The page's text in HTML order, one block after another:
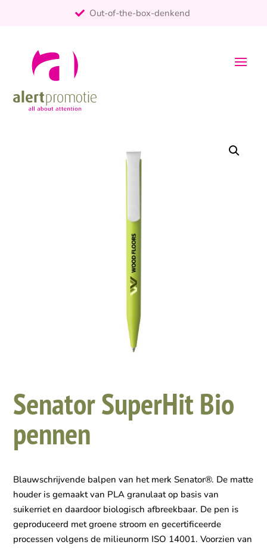
Out-of-the-box-denkend
Senator SuperHit Bio
pennen
Blauwschrijvende balpen van het merk Senator®. De matte
houder is gemaakt van PLA granulaat op basis van
suikerriet en daardoor biologisch afbreekbaar. De pen is
geproduceerd met groene stroom en gecertificeerde
processen volgens de milieunorm ISO 14001. Voorzien van